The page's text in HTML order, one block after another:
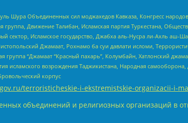
Шура Объединенных сил моджахедов Кавказа, Конгресс
группа, Движение Талибан, Исламская партия Туркестана,
сектор, Исламское государство, Джабха аль-Нусра ли-Ахль
Джамаат, Рохнамо ба суи давлати исломи,
группа “Джамаат “Красный пахарь”, Колумбайн, Хатлонский
исламского возрождения Таджикистана, Народная
корпус
terroristicheskie-i-ekstremistskie-organizacii-i-
объединений и религиозных организаций в